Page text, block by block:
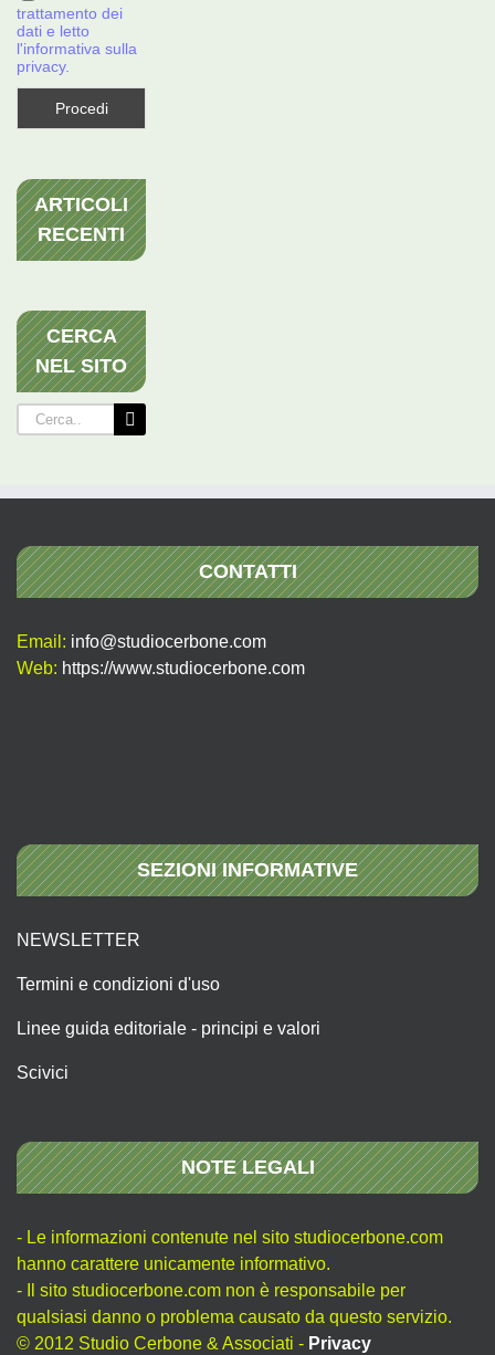
trattamento dei
dati e letto
l'informativa sulla
privacy.
ARTICOLI
RECENTI
CERCA
NEL SITO
Cerca
per:
CONTATTI
Email: info@studiocerbone.com
Web: https://www.studiocerbone.com
SEZIONI INFORMATIVE
NEWSLETTER
Termini e condizioni d'uso
Linee guida editoriale - principi e valori
Scivici
NOTE LEGALI
- Le informazioni contenute nel sito studiocerbone.com
hanno carattere unicamente informativo.
- Il sito studiocerbone.com non è responsabile per
qualsiasi danno o problema causato da questo servizio.
© 2012 Studio Cerbone & Associati - Privacy